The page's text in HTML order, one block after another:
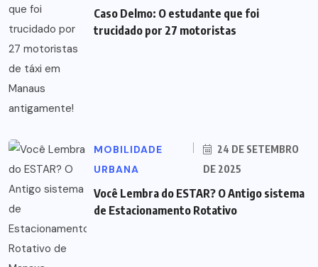
Caso Delmo: O estudante que foi
trucidado por 27 motoristas
MOBILIDADE
URBANA
24 DE SETEMBRO
DE 2025
Você Lembra do ESTAR? O Antigo sistema
de Estacionamento Rotativo